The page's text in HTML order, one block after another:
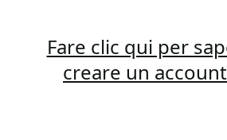
Fare clic qui per
creare un